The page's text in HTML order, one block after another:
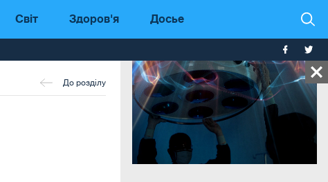
Світ Здоров'я Досье
До розділу